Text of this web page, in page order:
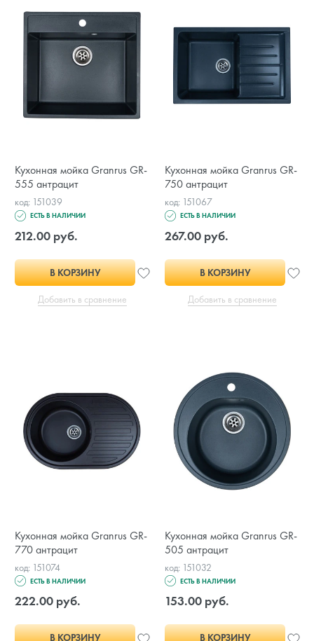
Кухонная мойка Granrus GR-
555 антрацит
код: 151039
ЕСТЬ В НАЛИЧИИ
212.00 руб.
В КОРЗИНУ
Добавить в сравнение
Кухонная мойка Granrus GR-
750 антрацит
код: 151067
ЕСТЬ В НАЛИЧИИ
267.00 руб.
В КОРЗИНУ
Добавить в сравнение
Кухонная мойка Granrus GR-
770 антрацит
код: 151074
ЕСТЬ В НАЛИЧИИ
222.00 руб.
В КОРЗИНУ
Кухонная мойка Granrus GR-
505 антрацит
код: 151032
ЕСТЬ В НАЛИЧИИ
153.00 руб.
В КОРЗИНУ